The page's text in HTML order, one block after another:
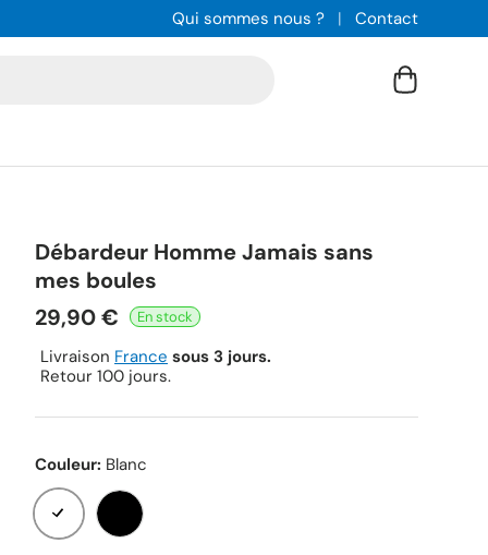
Qui sommes nous ? Contact
Panier
Débardeur Homme Jamais sans
mes boules
29,90 €
Livraison France sous 3 jours.
Retour 100 jours.
Couleur: Blanc
Blanc Noir